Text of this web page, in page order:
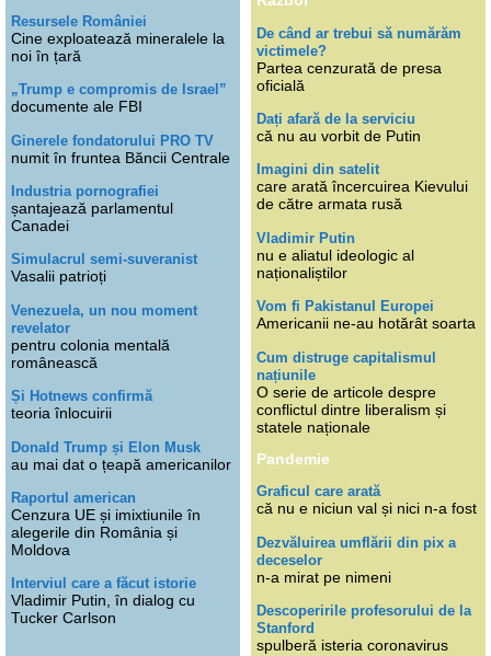
Resursele României
Cine exploatează mineralele la
noi în țară
„Trump e compromis de Israel”
documente ale FBI
Ginerele fondatorului PRO TV
numit în fruntea Băncii Centrale
Industria pornografiei
șantajează parlamentul
Canadei
Simulacrul semi-suveranist
Vasalii patrioți
Venezuela, un nou moment
revelator
pentru colonia mentală
românească
Și Hotnews confirmă
teoria înlocuirii
Donald Trump și Elon Musk
au mai dat o țeapă americanilor
Raportul american
Cenzura UE și imixtiunile în
alegerile din România și
Moldova
Interviul care a făcut istorie
Vladimir Putin, în dialog cu
Tucker Carlson
De când ar trebui să numărăm
victimele?
Partea cenzurată de presa
oficială
Dați afară de la serviciu
că nu au vorbit de Putin
Imagini din satelit
care arată încercuirea Kievului
de către armata rusă
Vladimir Putin
nu e aliatul ideologic al
naționaliștilor
Vom fi Pakistanul Europei
Americanii ne-au hotărât soarta
Cum distruge capitalismul
națiunile
O serie de articole despre
conflictul dintre liberalism și
statele naționale
Pandemie
Graficul care arată
că nu e niciun val și nici n-a fost
Dezvăluirea umflării din pix a
deceselor
n-a mirat pe nimeni
Descoperirile profesorului de la
Stanford
spulberă isteria coronavirus